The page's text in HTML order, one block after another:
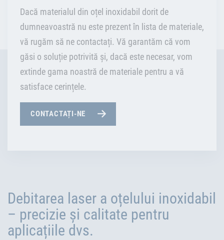
Dacă materialul din oțel inoxidabil dorit de
dumneavoastră nu este prezent în lista de materiale,
vă rugăm să ne contactați. Vă garantăm că vom
găsi o soluție potrivită și, dacă este necesar, vom
extinde gama noastră de materiale pentru a vă
satisface cerințele.
CONTACTAȚI-NE
Debitarea laser a oțelului inoxidabil
– precizie și calitate pentru
aplicațiile dvs.